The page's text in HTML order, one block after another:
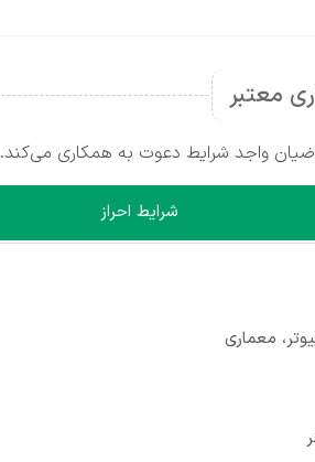
معتبر
واجد شرایط دعوت به همکاری می‌کند.
شرایط احراز
معماری